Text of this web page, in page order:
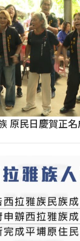
原民日慶賀正名